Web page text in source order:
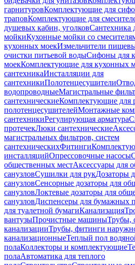
гарнитуровКомплектующие для
траповКомплектующие для
душевых кабин, уголковСантехника
мойкиКухонные мойки со
кухонных моекИзмельчители
очистки питьевой водыСифоны для
моекКомплектующие для кухонных
сантехникаИнсталляции для
сантехникиПолотенцесушители
водопроводныеМагистральные
сантехническиеКомплектующие для
полотенцесушителейМонтажные
сантехникиРегулирующая арматура
протечекЛюки сантехнические
магистральных фильтров, систем
сантехническихФитинги
инсталляцийОпрессовочные насосы
общественных местАксессуары для
санузловСушилки для рукДозаторы
санузловСенсорные дозаторы для
санузловЛоктевые дозаторы для
санузловДиспенсеры для бумажных
для туалетной бумагиКанализация
вантузыПрочистные машиныТрубы,
канализацииТрубы, фитинги
канализационныеТеплый пол
полаКоллекторы и комплектующие
полаАвтоматика для теплого